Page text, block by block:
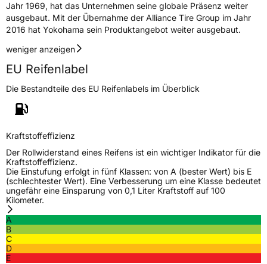
Jahr 1969, hat das Unternehmen seine globale Präsenz weiter
ausgebaut. Mit der Übernahme der Alliance Tire Group im Jahr
2016 hat Yokohama sein Produktangebot weiter ausgebaut.
weniger anzeigen
EU Reifenlabel
Die Bestandteile des EU Reifenlabels im Überblick
Kraftstoffeffizienz
Der Rollwiderstand eines Reifens ist ein wichtiger Indikator für die
Kraftstoffeffizienz.
Die Einstufung erfolgt in fünf Klassen: von A (bester Wert) bis E
(schlechtester Wert). Eine Verbesserung um eine Klasse bedeutet
ungefähr eine Einsparung von 0,1 Liter Kraftstoff auf 100
Kilometer.
A
B
C
D
E